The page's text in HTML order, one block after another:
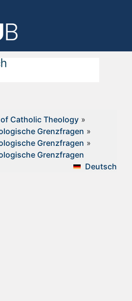
Catholic Theology»
Grenzfragen »
Grenzfragen »
Grenzfragen
Deutsch